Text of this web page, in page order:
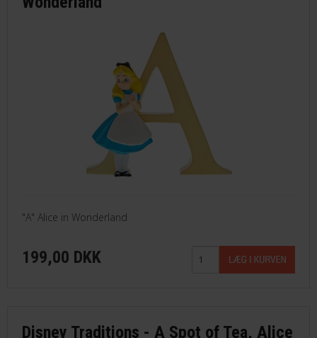
"A" Alice in Wonderland
199,00 DKK
Disney Traditions - A Spot of Tea, Alice